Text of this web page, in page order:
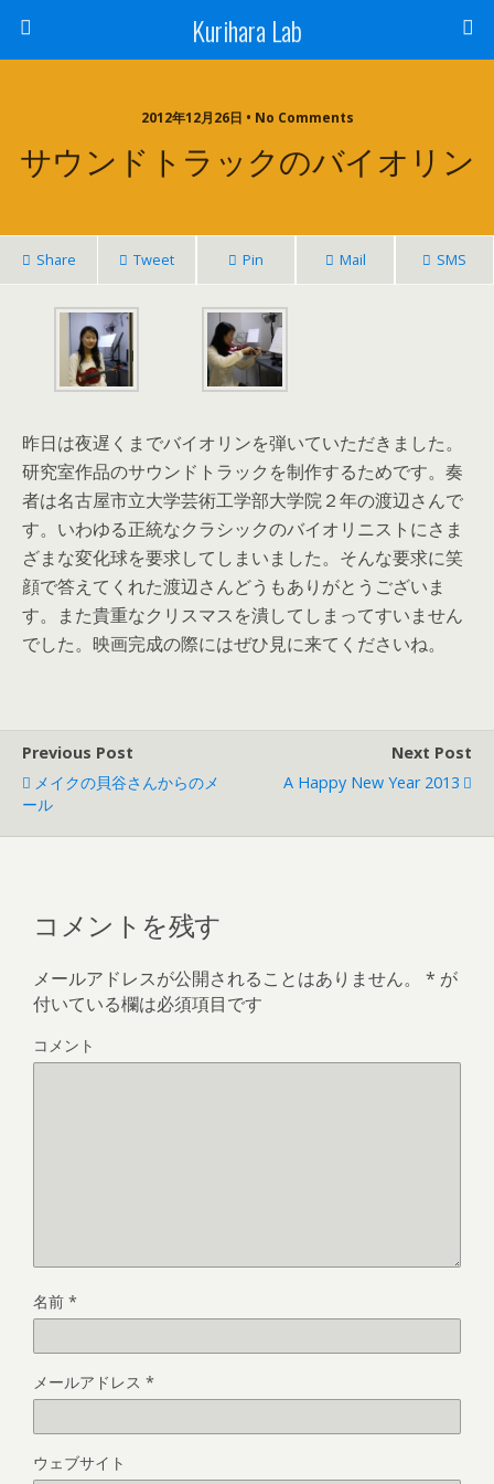
Kurihara Lab
2012年12月26日 • No Comments
サウンドトラックのバイオリン
Share Tweet Pin Mail SMS
昨日は夜遅くまでバイオリンを弾いていただきました。
研究室作品のサウンドトラックを制作するためです。奏
者は名古屋市立大学芸術工学部大学院２年の渡辺さんで
す。いわゆる正統なクラシックのバイオリニストにさま
ざまな変化球を要求してしまいました。そんな要求に笑
顔で答えてくれた渡辺さんどうもありがとうございま
す。また貴重なクリスマスを潰してしまってすいません
でした。映画完成の際にはぜひ見に来てくださいね。
Previous Post
メイクの貝谷さんからのメ
ール
Next Post
A Happy New Year 2013
コメントを残す
メールアドレスが公開されることはありません。 * が
付いている欄は必須項目です
コメント
名前 *
メールアドレス *
ウェブサイト